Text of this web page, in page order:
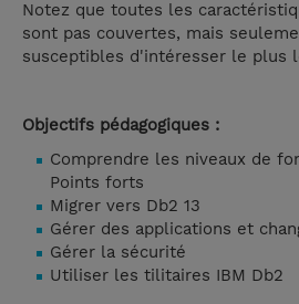
Notez que toutes les
sont pas couvertes, mais
susceptibles d'intéresser le plus
Objectifs pédagogiques :
Comprendre les niveaux de
Points forts
Migrer vers Db2 13
Gérer des applications et
Gérer la sécurité
Utiliser les tilitaires IBM Db2